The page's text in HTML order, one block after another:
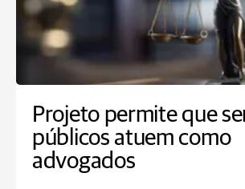
Projeto permite que
públicos atuem como
advogados